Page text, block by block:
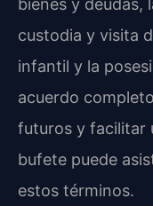
bienes y deudas,
custodia y visita
infantil y la
acuerdo
futuros y facilitar
bufete puede
estos términos.